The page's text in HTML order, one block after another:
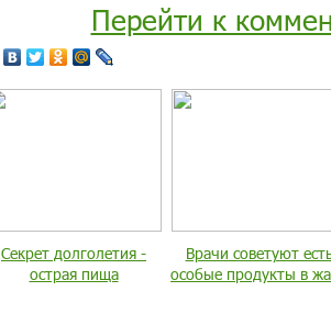
Перейти к
Секрет долголетия -
острая пища
Врачи советуют
особые продукты в